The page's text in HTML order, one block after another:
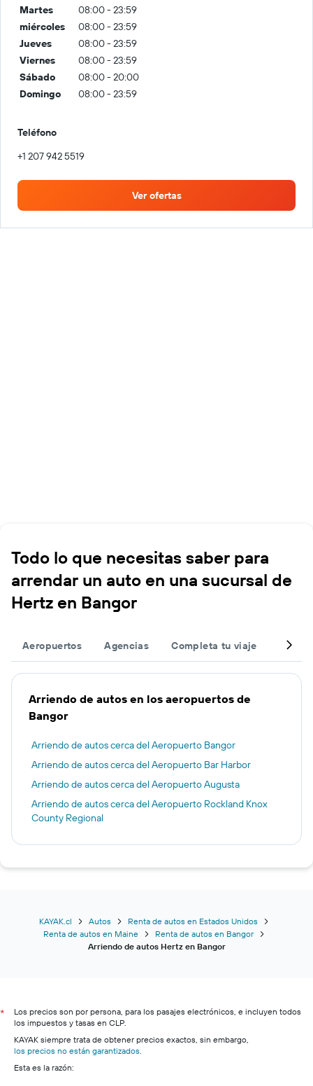
Martes
08:00 - 23:59
miércoles
08:00 - 23:59
Jueves
08:00 - 23:59
Viernes
08:00 - 23:59
Sábado
08:00 - 20:00
Domingo
08:00 - 23:59
Teléfono
+1 207 942 5519
Ver ofertas
Todo lo que necesitas saber para
arrendar un auto en una sucursal de
Hertz en Bangor
Aeropuertos Agencias Completa tu viaje Otros
Arriendo de autos en los aeropuertos de
Bangor
Arriendo de autos cerca del Aeropuerto Bangor
Arriendo de autos cerca del Aeropuerto Bar Harbor
Arriendo de autos cerca del Aeropuerto Augusta
Arriendo de autos cerca del Aeropuerto Rockland Knox
County Regional
KAYAK.cl Autos
Renta de autos en Estados Unidos
Renta de autos en Maine
Renta de autos en Bangor
Arriendo de autos Hertz en Bangor
*
Los precios son por persona, para los pasajes electrónicos, e incluyen todos
los impuestos y tasas en CLP.
KAYAK siempre trata de obtener precios exactos, sin embargo,
los precios no están garantizados
Esta es la razón: